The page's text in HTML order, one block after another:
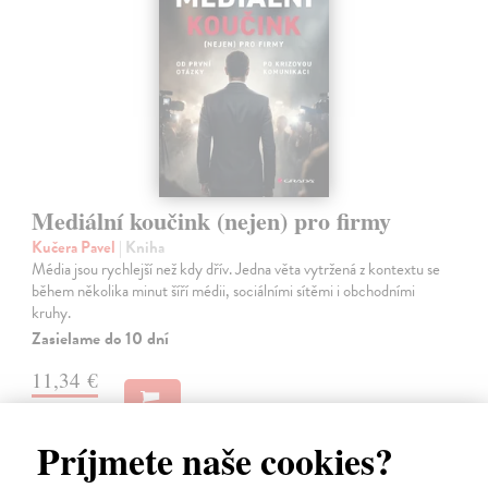
Príjmete naše cookies?
Mediální koučink (nejen) pro firmy
Kučera Pavel | Kniha
Média jsou rychlejší než kdy dřív. Jedna věta vytržená z kontextu se
během několika minut šíří médii, sociálními sítěmi i obchodními
kruhy.
Zasielame do 10 dní
11,34 €